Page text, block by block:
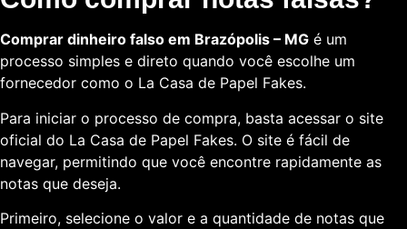
Comprar dinheiro falso em Brazópolis – MG é um
processo simples e direto quando você escolhe um
fornecedor como o La Casa de Papel Fakes.
Para iniciar o processo de compra, basta acessar o site
oficial do La Casa de Papel Fakes. O site é fácil de
navegar, permitindo que você encontre rapidamente as
notas que deseja.
Primeiro, selecione o valor e a quantidade de notas que